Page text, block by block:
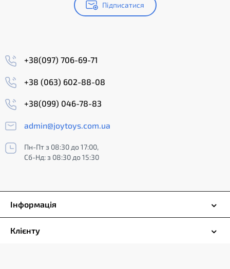
Підписатися
+38(097) 706-69-71
+38 (063) 602-88-08
+38(099) 046-78-83
admin@joytoys.com.ua
Пн-Пт з 08:30 до 17:00,
Сб-Нд: з 08:30 до 15:30
Інформація
Клієнту